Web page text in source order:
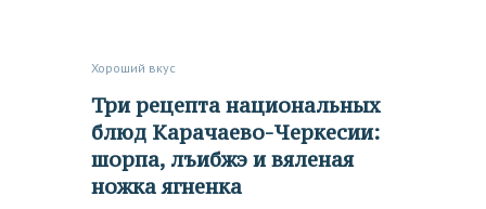
Хороший вкус
Три рецепта национальных
блюд Карачаево-Черкесии:
шорпа, лъибжэ и вяленая
ножка ягненка